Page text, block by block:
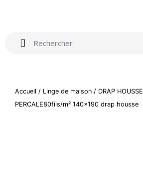
Accueil / Linge de maison / DRAP HOUSSE
PERCALE80fils/m² 140×190 drap housse